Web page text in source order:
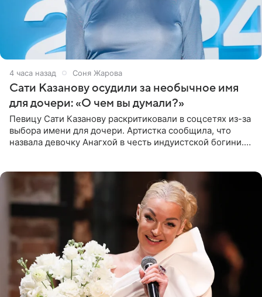
4 часа назад Соня Жарова
Сати Казанову осудили за необычное имя
для дочери: «О чем вы думали?»
Певицу Сати Казанову раскритиковали в соцсетях из-за
выбора имени для дочери. Артистка сообщила, что
назвала девочку Анагхой в честь индуистской богини.